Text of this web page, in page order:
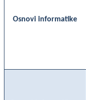
Osnovi informatike